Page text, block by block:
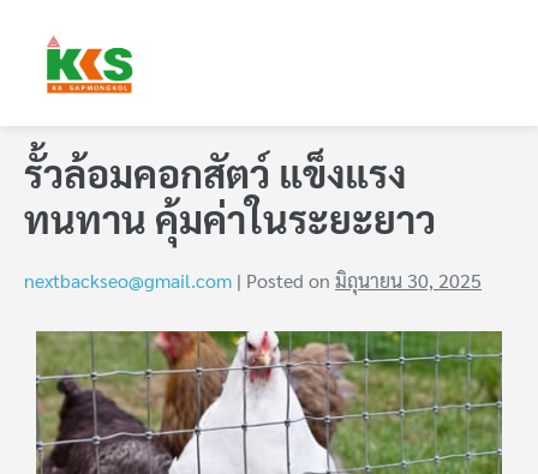
รั้วล้อมคอกสัตว์ แข็งแรง
ทนทาน คุ้มค่าในระยะยาว
nextbackseo@gmail.com | Posted on มิถุนายน 30, 2025